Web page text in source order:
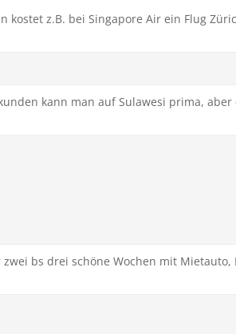
z.B. bei Singapore Air ein Flug
kann man auf Sulawesi prima,
bs drei schöne Wochen mit Mietauto,